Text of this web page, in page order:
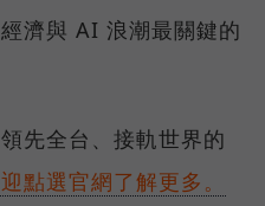
濟與 AI 浪潮最關鍵的
先全台、接軌世界的
點選官網了解更多。